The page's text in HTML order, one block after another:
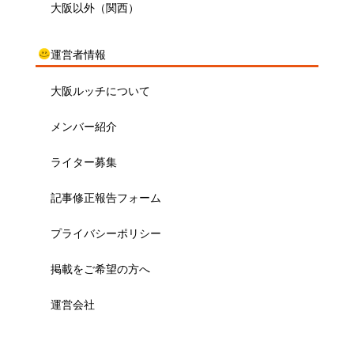
大阪以外（関西）
運営者情報
大阪ルッチについて
メンバー紹介
ライター募集
記事修正報告フォーム
プライバシーポリシー
掲載をご希望の方へ
運営会社